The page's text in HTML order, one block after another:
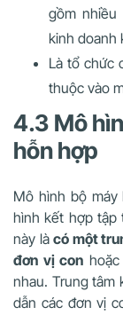
gồm nhiều
kinh doanh
Là tổ chức
thuộc vào
4.3 Mô
hỗn hợp
Mô hình bộ
hình kết hợp tập
này là có một
đơn vị con
nhau. Trung tâm
dẫn các đơn vị